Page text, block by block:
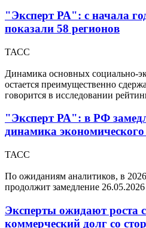
"Эксперт РА": с начала
показали 58 регионов
ТАСС
Динамика основных социально-
остается преимущественно
говорится в исследовании
"Эксперт РА": в РФ
динамика экономического
ТАСС
По ожиданиям аналитиков, в 2026
продолжит замедление 26.05.2026
Эксперты ожидают роста
коммерческий долг со